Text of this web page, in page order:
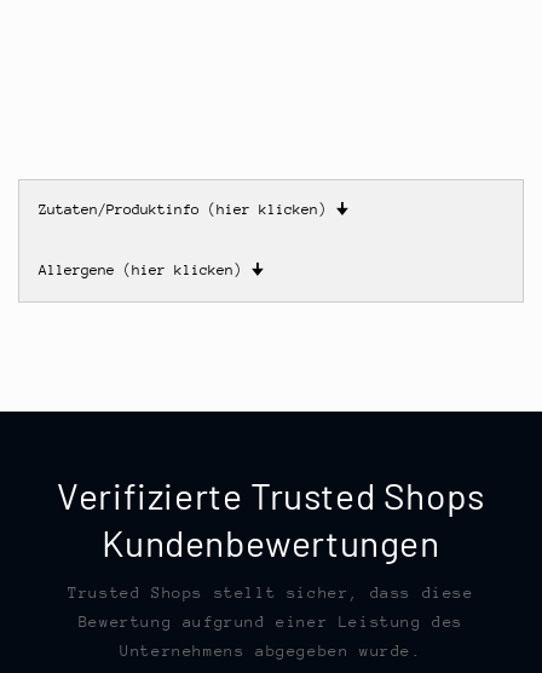
Zutaten/Produktinfo (hier klicken) 🠋
Allergene (hier klicken) 🠋
Verifizierte Trusted Shops
Kundenbewertungen
Trusted Shops stellt sicher, dass diese
Bewertung aufgrund einer Leistung des
Unternehmens abgegeben wurde.